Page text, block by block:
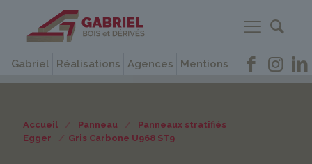
Gabriel Réalisations Agences Mentions
Accueil / Panneau /
Panneaux stratifiés
Egger
/ Gris Carbone U968 ST9